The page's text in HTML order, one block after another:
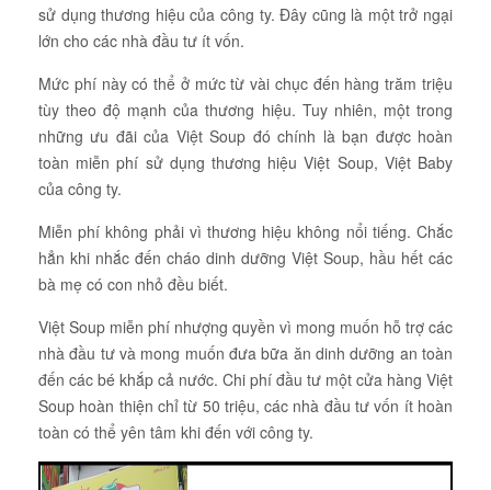
sử dụng thương hiệu của công ty. Đây cũng là một trở ngại
lớn cho các nhà đầu tư ít vốn.
Mức phí này có thể ở mức từ vài chục đến hàng trăm triệu
tùy theo độ mạnh của thương hiệu. Tuy nhiên, một trong
những ưu đãi của Việt Soup đó chính là bạn được hoàn
toàn miễn phí sử dụng thương hiệu Việt Soup, Việt Baby
của công ty.
Miễn phí không phải vì thương hiệu không nổi tiếng. Chắc
hẳn khi nhắc đến cháo dinh dưỡng Việt Soup, hầu hết các
bà mẹ có con nhỏ đều biết.
Việt Soup miễn phí nhượng quyền vì mong muốn hỗ trợ các
nhà đầu tư và mong muốn đưa bữa ăn dinh dưỡng an toàn
đến các bé khắp cả nước. Chi phí đầu tư một cửa hàng Việt
Soup hoàn thiện chỉ từ 50 triệu, các nhà đầu tư vốn ít hoàn
toàn có thể yên tâm khi đến với công ty.